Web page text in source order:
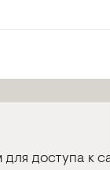
доступа к